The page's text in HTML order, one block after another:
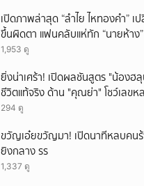
เปิดภาพล่าสุด “ลำไย ไหทองคำ” เ
ขึ้นผิดตา แฟนคลับแห่ทัก “นายห้าง
ชัด!
1,953 ดู
ยิ่งน่าเศร้า! เปิดผลชันสูตร "น้องฮลุ
ชีวิตแท้จริง ด้าน "คุณย่า" โชว์เลขห
รถเคลื่อนร่าง!
294 ดู
ขวัญเอ๋ยขวัญมา! เปิดนาทีหลบคนร้
ยิงกลาง รร
1,337 ดู